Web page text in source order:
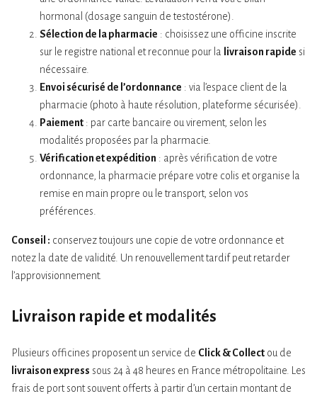
hormonal (dosage sanguin de testostérone).
Sélection de la pharmacie : choisissez une officine inscrite
sur le registre national et reconnue pour la
livraison rapide si
nécessaire.
Envoi sécurisé de l’ordonnance : via l’espace client de la
pharmacie (photo à haute résolution, plateforme sécurisée).
Paiement : par carte bancaire ou virement, selon les
modalités proposées par la pharmacie.
Vérification et expédition : après vérification de votre
ordonnance, la pharmacie prépare votre colis et organise la
remise en main propre ou le transport, selon vos
préférences.
Conseil : conservez toujours une copie de votre ordonnance et
notez la date de validité. Un renouvellement tardif peut retarder
l’approvisionnement.
Livraison rapide et modalités
Plusieurs officines proposent un service de Click & Collect ou de
livraison express sous 24 à 48 heures en France métropolitaine. Les
frais de port sont souvent offerts à partir d’un certain montant de